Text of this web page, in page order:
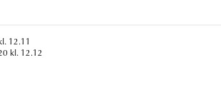
12.11
kl. 12.12